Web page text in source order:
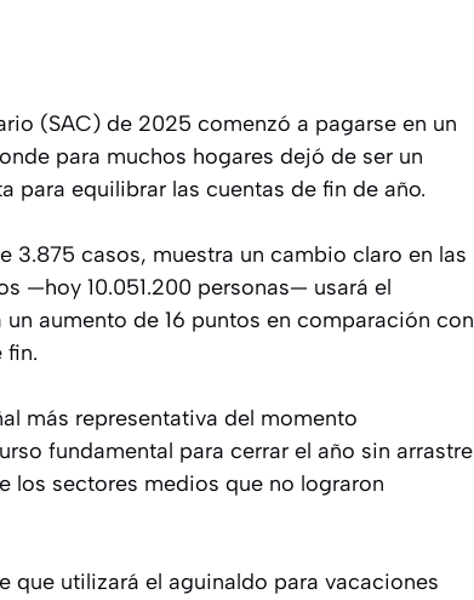
(SAC) de 2025 comenzó a pagarse en un
para muchos hogares dejó de ser un
para equilibrar las cuentas de fin de año.
3.875 casos, muestra un cambio claro en las
—hoy 10.051.200 personas— usará el
aumento de 16 puntos en comparación con
fin.
más representativa del momento
fundamental para cerrar el año sin arrastre
los sectores medios que no lograron
que utilizará el aguinaldo para vacaciones